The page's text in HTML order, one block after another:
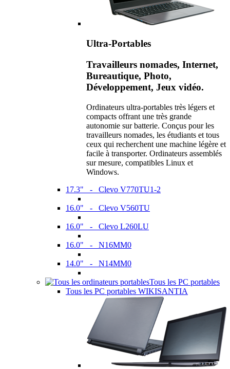
Ultra-Portables
Travailleurs nomades, Internet,
Bureautique, Photo,
Développement, Jeux vidéo.
Ordinateurs ultra-portables très légers et
compacts offrant une très grande
autonomie sur batterie. Conçus pour les
travailleurs nomades, les étudiants et tous
ceux qui recherchent une machine légère et
facile à transporter. Ordinateurs assemblés
sur mesure, compatibles Linux et
Windows.
17.3" - Clevo V770TU1-2
16.0" - Clevo V560TU
16.0" - Clevo L260LU
16.0" - N16MM0
14.0" - N14MM0
Tous les PC portables
Tous les PC portables WIKISANTIA